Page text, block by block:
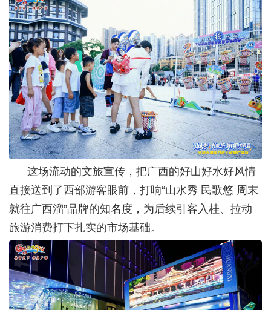
这场流动的文旅宣传，把广西的好山好水好风情
直接送到了西部游客眼前，打响“山水秀 民歌悠 周末
就往广西溜”品牌的知名度，为后续引客入桂、拉动
旅游消费打下扎实的市场基础。